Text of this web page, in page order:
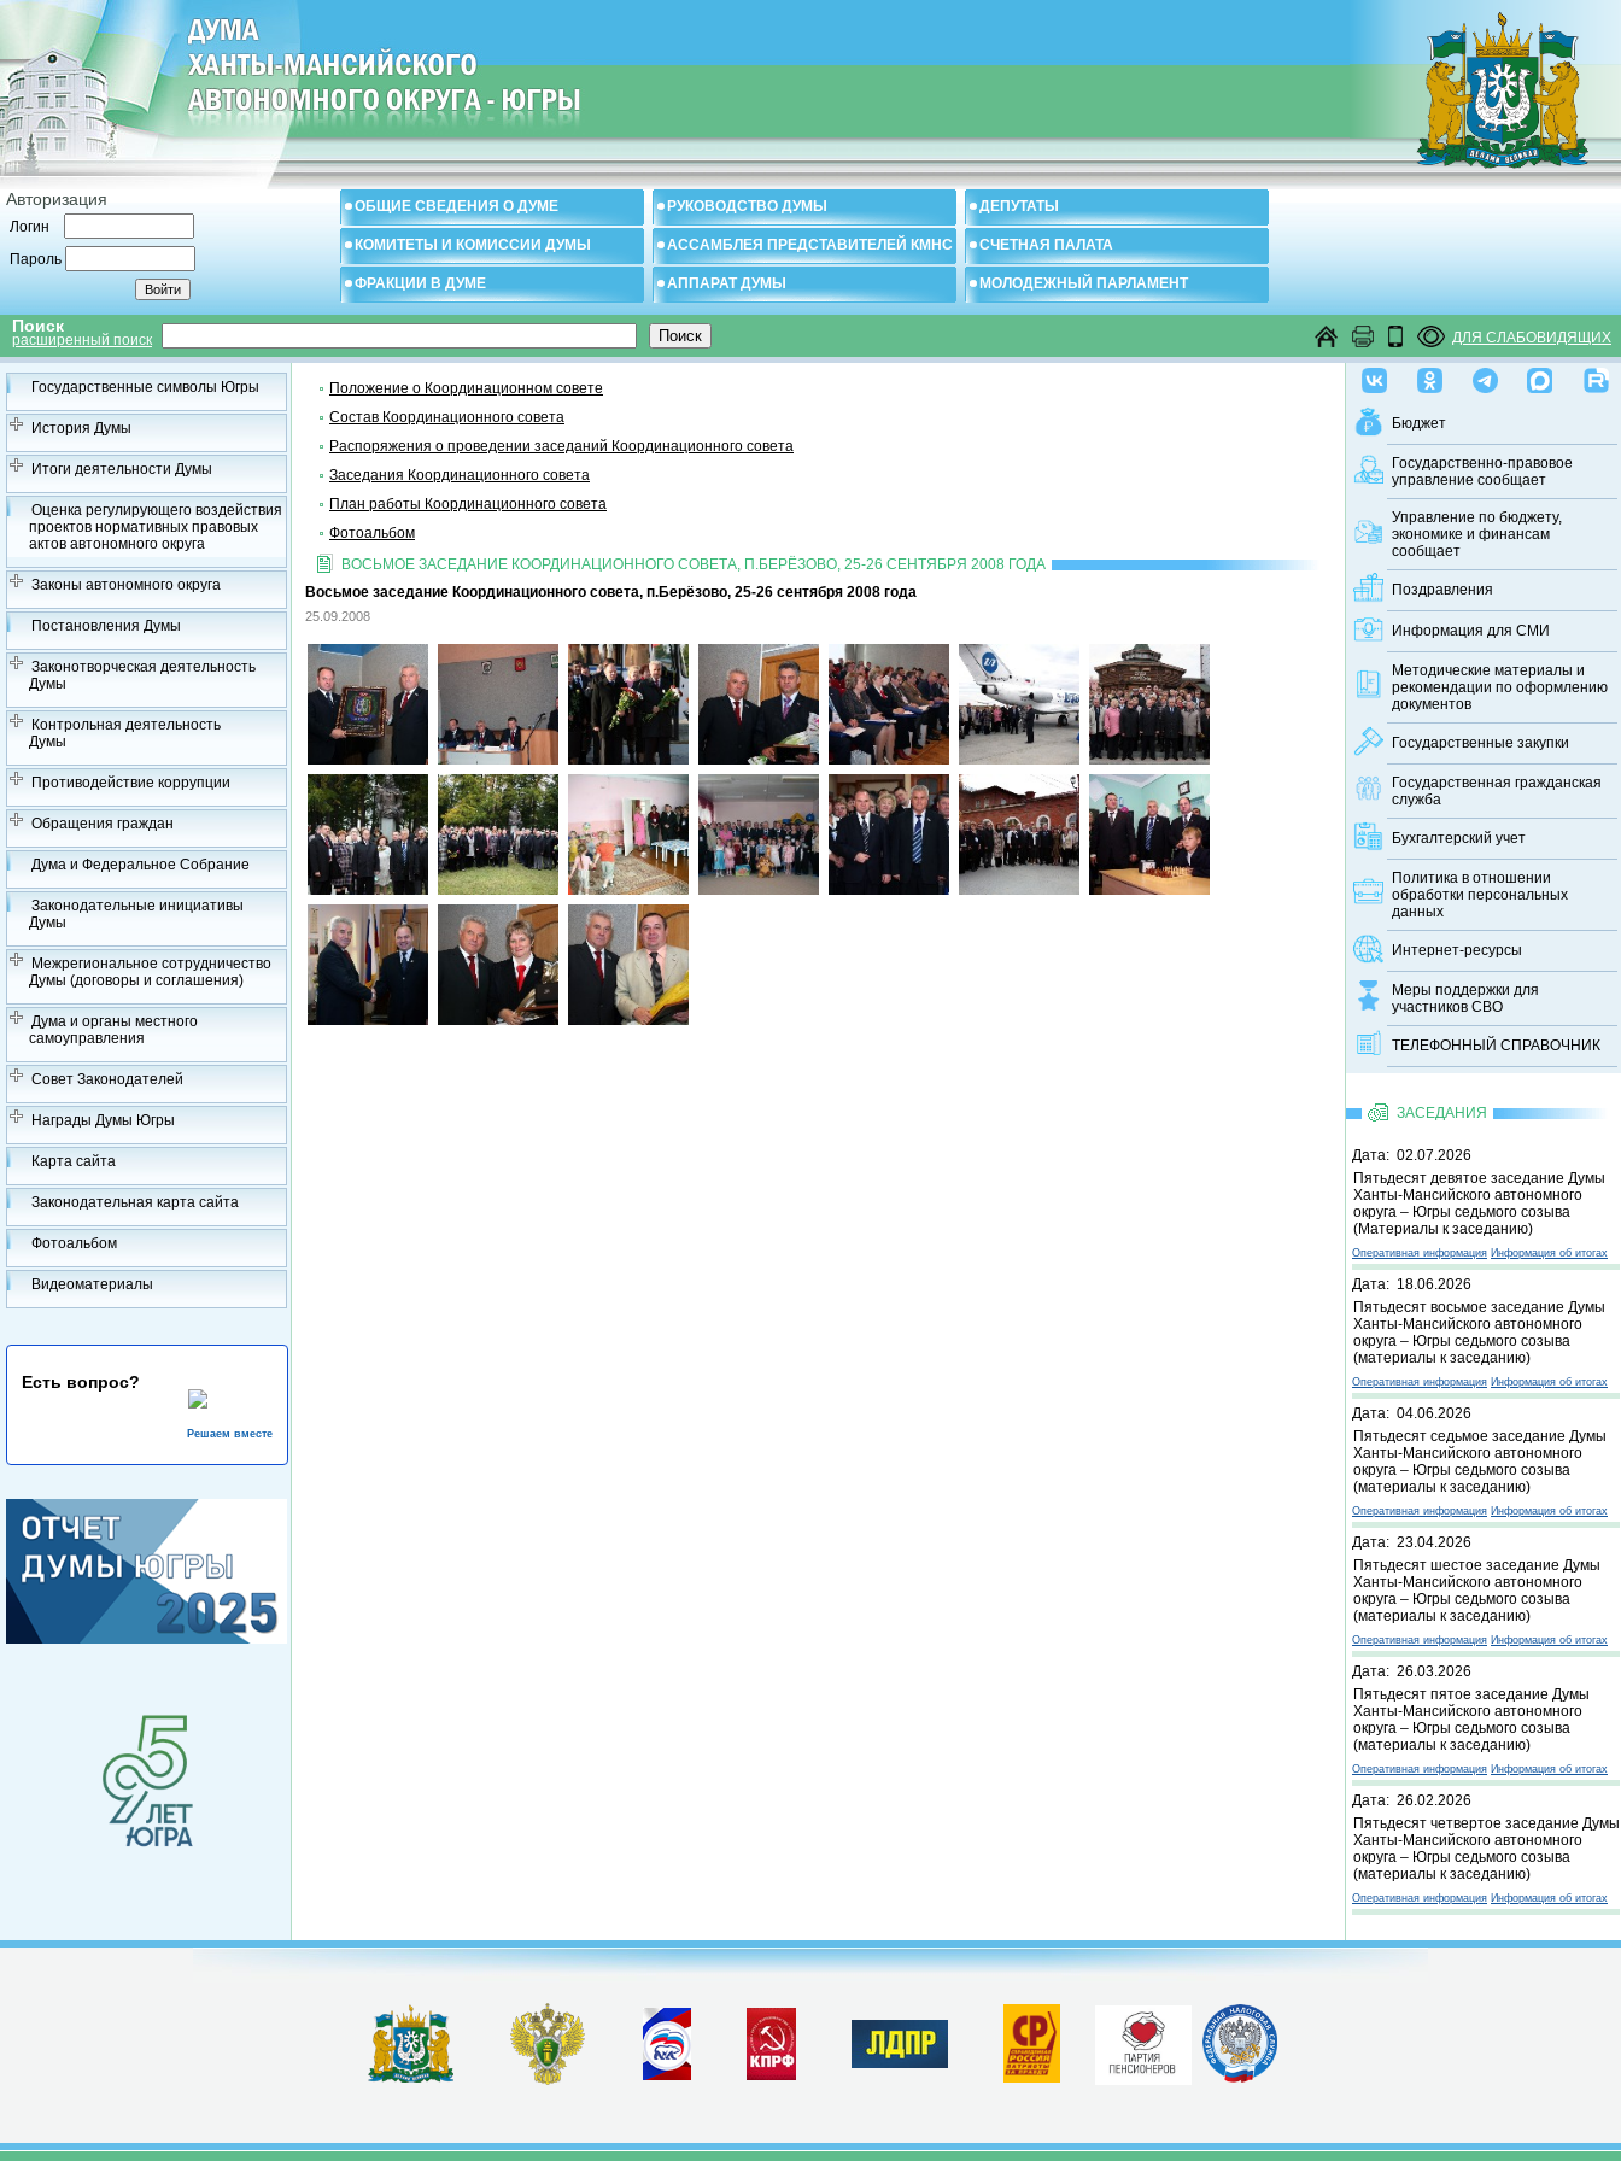
Авторизация
Логин
Пароль
ОБЩИЕ СВЕДЕНИЯ О ДУМЕ РУКОВОДСТВО ДУМЫ ДЕПУТАТЫ
КОМИТЕТЫ И КОМИССИИ ДУМЫ АССАМБЛЕЯ ПРЕДСТАВИТЕЛЕЙ КМНС СЧЕТНАЯ ПАЛАТА
ФРАКЦИИ В ДУМЕ АППАРАТ ДУМЫ МОЛОДЕЖНЫЙ ПАРЛАМЕНТ
Поиск
расширенный поиск ДЛЯ СЛАБОВИДЯЩИХ
Государственные символы Югры
История Думы
Итоги деятельности Думы
Оценка регулирующего воздействия
проектов нормативных правовых
актов автономного округа
Законы автономного округа
Постановления Думы
Законотворческая деятельность
Думы
Контрольная деятельность
Думы
Противодействие коррупции
Обращения граждан
Дума и Федеральное Собрание
Законодательные инициативы
Думы
Межрегиональное сотрудничество
Думы (договоры и соглашения)
Дума и органы местного
самоуправления
Совет Законодателей
Награды Думы Югры
Карта сайта
Законодательная карта сайта
Фотоальбом
Видеоматериалы
Есть вопрос?
Решаем вместе
Бюджет
Государственно-правовое
управление сообщает
Управление по бюджету,
экономике и финансам
сообщает
Поздравления
Информация для СМИ
Методические материалы и
рекомендации по оформлению
документов
Государственные закупки
Государственная гражданская
служба
Бухгалтерский учет
Политика в отношении
обработки персональных
данных
Интернет-ресурсы
Меры поддержки для
участников СВО
ТЕЛЕФОННЫЙ CПРАВОЧНИК
ЗАСЕДАНИЯ
Дата: 02.07.2026
Пятьдесят девятое заседание Думы
Ханты-Мансийского автономного
округа – Югры седьмого созыва
(Материалы к заседанию)
Оперативная информация Информация об итогах
Дата: 18.06.2026
Пятьдесят восьмое заседание Думы
Ханты-Мансийского автономного
округа – Югры седьмого созыва
(материалы к заседанию)
Оперативная информация Информация об итогах
Дата: 04.06.2026
Пятьдесят седьмое заседание Думы
Ханты-Мансийского автономного
округа – Югры седьмого созыва
(материалы к заседанию)
Оперативная информация Информация об итогах
Дата: 23.04.2026
Пятьдесят шестое заседание Думы
Ханты-Мансийского автономного
округа – Югры седьмого созыва
(материалы к заседанию)
Оперативная информация Информация об итогах
Дата: 26.03.2026
Пятьдесят пятое заседание Думы
Ханты-Мансийского автономного
округа – Югры седьмого созыва
(материалы к заседанию)
Оперативная информация Информация об итогах
Дата: 26.02.2026
Пятьдесят четвертое заседание Думы
Ханты-Мансийского автономного
округа – Югры седьмого созыва
(материалы к заседанию)
Оперативная информация Информация об итогах
Положение о Координационном совете
Состав Координационного совета
Распоряжения о проведении заседаний Координационного совета
Заседания Координационного cовета
План работы Координационного совета
Фотоальбом
ВОСЬМОЕ ЗАСЕДАНИЕ КООРДИНАЦИОННОГО СОВЕТА, П.БЕРЁЗОВО, 25-26 СЕНТЯБРЯ 2008 ГОДА
Восьмое заседание Координационного совета, п.Берёзово, 25-26 сентября 2008 года
25.09.2008